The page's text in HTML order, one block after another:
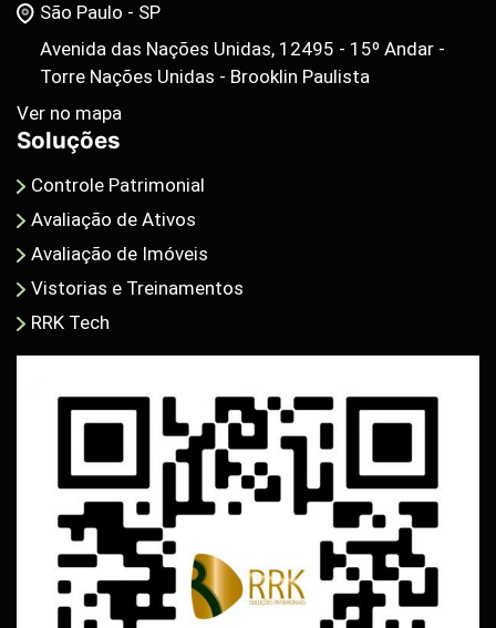
São Paulo - SP
Avenida das Nações Unidas, 12495 - 15º Andar -
Torre Nações Unidas - Brooklin Paulista
Ver no mapa
Soluções
Controle Patrimonial
Avaliação de Ativos
Avaliação de Imóveis
Vistorias e Treinamentos
RRK Tech